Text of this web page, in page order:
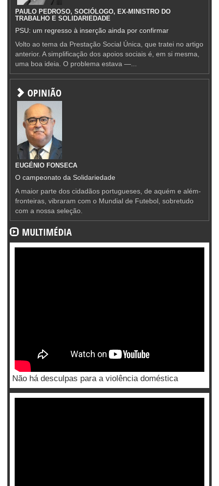
PAULO PEDROSO, SOCIÓLOGO, EX-MINISTRO DO
TRABALHO E SOLIDARIEDADE
PSU: um regresso à inserção ainda por confirmar
Volto ao tema da Prestação Social Única, que tratei no artigo
anterior. A simplificação dos apoios sociais é, em si mesma,
uma boa ideia. O problema estava —...
OPINIÃO
EUGÉNIO FONSECA
O campeonato da Solidariedade
A maior parte dos cidadãos portugueses, de aquém e além-
fronteiras, vibraram com o Mundial de Futebol, sobretudo
com a nossa seleção.
MULTIMÉDIA
Não há desculpas para a violência doméstica